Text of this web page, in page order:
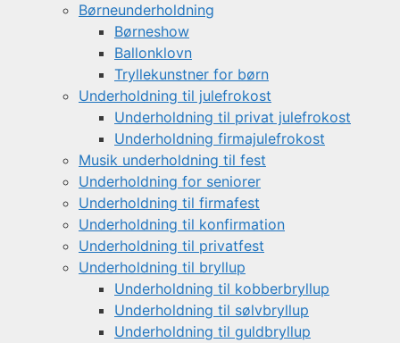
Børneunderholdning
Børneshow
Ballonklovn
Tryllekunstner for børn
Underholdning til julefrokost
Underholdning til privat julefrokost
Underholdning firmajulefrokost
Musik underholdning til fest
Underholdning for seniorer
Underholdning til firmafest
Underholdning til konfirmation
Underholdning til privatfest
Underholdning til bryllup
Underholdning til kobberbryllup
Underholdning til sølvbryllup
Underholdning til guldbryllup